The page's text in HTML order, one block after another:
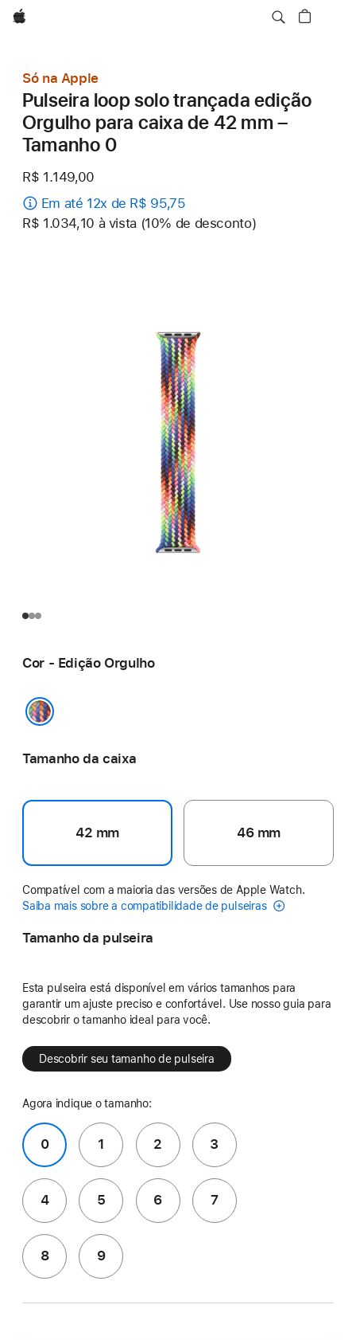
Apple
Só na Apple
Pulseira loop solo trançada edição
Orgulho para caixa de 42 mm –
Tamanho 0
R$ 1.149,00
Em até 12x de R$ 95,75
R$ 1.034,10 à vista (10% de desconto)
Cor - Edição Orgulho
Tamanho da caixa
42 mm 46 mm
Compatível com a maioria das versões de Apple Watch.
Saiba mais sobre a compatibilidade de pulseiras
Tamanho da pulseira
Esta pulseira está disponível em vários tamanhos para
garantir um ajuste preciso e confortável. Use nosso guia para
descobrir o tamanho ideal para você.
Descobrir seu tamanho de pulseira
Agora indique o tamanho:
0 1 2 3
4 5 6 7
8 9